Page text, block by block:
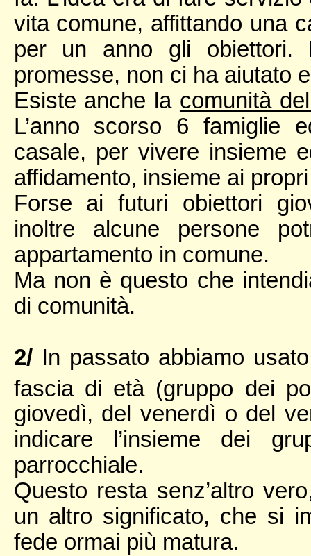
vita comune, affittando una
per un anno gli obiettori.
promesse, non ci ha aiutato
Esiste anche la comunità
L’anno scorso 6 famiglie
casale, per vivere insieme
affidamento, insieme ai
Forse ai futuri obiettori
inoltre alcune persone
appartamento in comune.
Ma non è questo che
di comunità.
2/In passato abbiamo
fascia di età (gruppo dei
giovedì, del venerdì o del
indicare l’insieme dei
parrocchiale.
Questo resta senz’altro
un altro significato, che si
fede ormai più matura.